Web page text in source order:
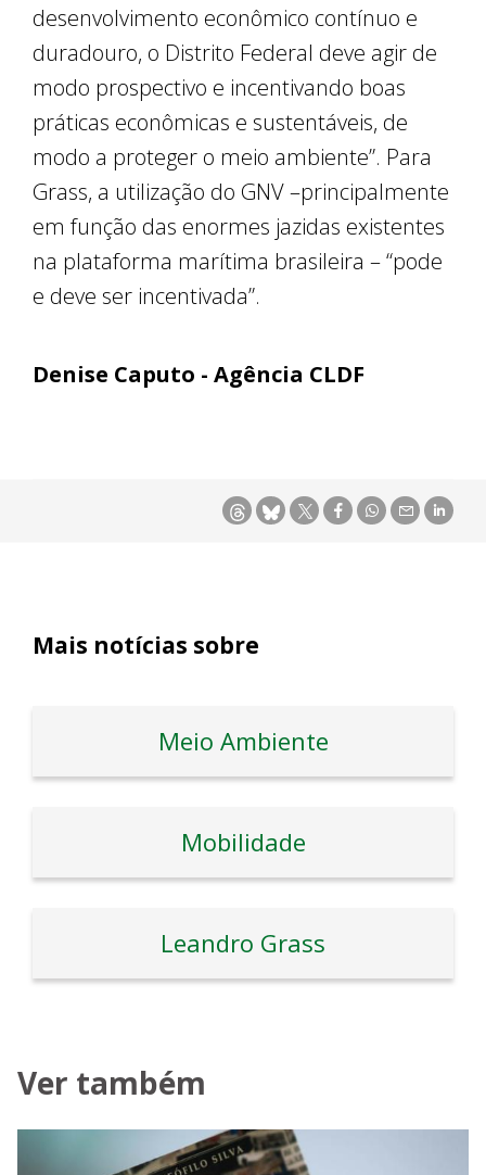
desenvolvimento econômico contínuo e
duradouro, o Distrito Federal deve agir de
modo prospectivo e incentivando boas
práticas econômicas e sustentáveis, de
modo a proteger o meio ambiente”. Para
Grass, a utilização do GNV –principalmente
em função das enormes jazidas existentes
na plataforma marítima brasileira – “pode
e deve ser incentivada”.
Denise Caputo - Agência CLDF
Mais notícias sobre
Meio Ambiente
Mobilidade
Leandro Grass
Ver também